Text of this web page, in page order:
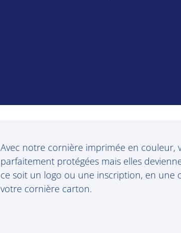
Avec notre cornière imprimée en couleur,
parfaitement protégées mais elles
ce soit un logo ou une inscription, en
votre cornière carton.